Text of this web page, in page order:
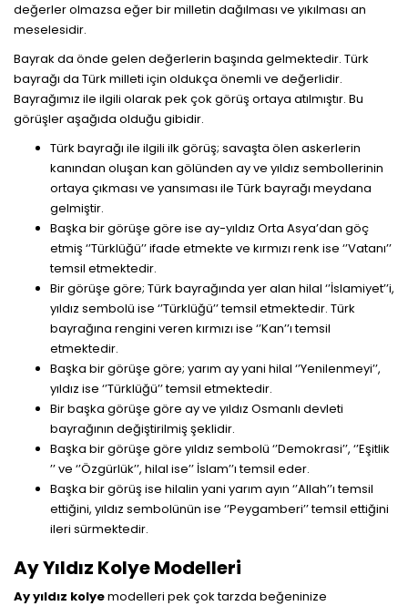
değerler olmazsa eğer bir milletin dağılması ve yıkılması an
meselesidir.
Bayrak da önde gelen değerlerin başında gelmektedir. Türk
bayrağı da Türk milleti için oldukça önemli ve değerlidir.
Bayrağımız ile ilgili olarak pek çok görüş ortaya atılmıştır. Bu
görüşler aşağıda olduğu gibidir.
Türk bayrağı ile ilgili ilk görüş; savaşta ölen askerlerin
kanından oluşan kan gölünden ay ve yıldız sembollerinin
ortaya çıkması ve yansıması ile Türk bayrağı meydana
gelmiştir.
Başka bir görüşe göre ise ay-yıldız Orta Asya’dan göç
etmiş ‘’Türklüğü’’ ifade etmekte ve kırmızı renk ise ‘’Vatanı’’
temsil etmektedir.
Bir görüşe göre; Türk bayrağında yer alan hilal ‘’İslamiyet’’i,
yıldız sembolü ise ‘’Türklüğü’’ temsil etmektedir. Türk
bayrağına rengini veren kırmızı ise ‘’Kan’’ı temsil
etmektedir.
Başka bir görüşe göre; yarım ay yani hilal ‘’Yenilenmeyi’’,
yıldız ise ‘’Türklüğü’’ temsil etmektedir.
Bir başka görüşe göre ay ve yıldız Osmanlı devleti
bayrağının değiştirilmiş şeklidir.
Başka bir görüşe göre yıldız sembolü ‘’Demokrasi’’, ‘’Eşitlik
’’ ve ‘’Özgürlük’’, hilal ise’’ İslam’’ı temsil eder.
Başka bir görüş ise hilalin yani yarım ayın ‘’Allah’’ı temsil
ettiğini, yıldız sembolünün ise ‘’Peygamberi’’ temsil ettiğini
ileri sürmektedir.
Ay Yıldız Kolye Modelleri
Ay yıldız kolyemodelleri pek çok tarzda beğeninize